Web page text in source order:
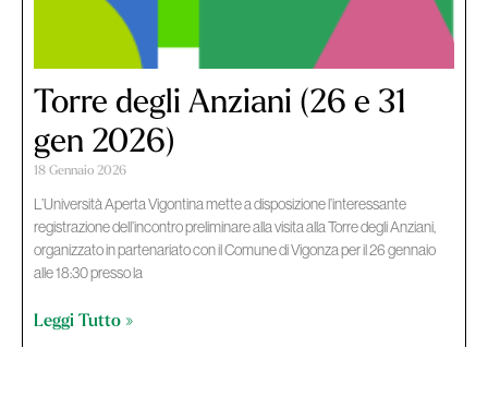
Torre degli Anziani (26 e 31
gen 2026)
18 Gennaio 2026
L’Università Aperta Vigontina mette a disposizione l’interessante
registrazione dell’incontro preliminare alla visita alla Torre degli Anziani,
organizzato in partenariato con il Comune di Vigonza per il 26 gennaio
alle 18:30 presso la
Leggi Tutto »